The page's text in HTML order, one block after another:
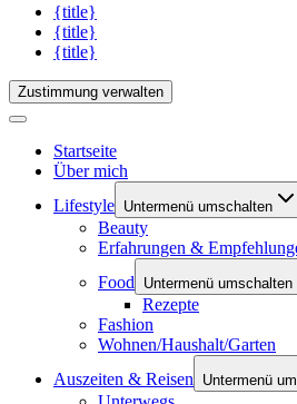
{title}
{title}
{title}
Zustimmung verwalten
Startseite
Über mich
Lifestyle Untermenü umschalten
Beauty
Erfahrungen &
Food
Untermenü umschalten
Rezepte
Fashion
Wohnen/Haushalt/Garten
Auszeiten & Reisen
Untermenü